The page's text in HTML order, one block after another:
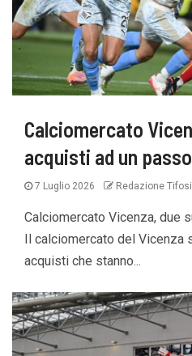
Calciomercato
acquisti ad un passo
7 Luglio 2026 Redazione
Calciomercato Vicenza, due
Il calciomercato del
acquisti che stanno...